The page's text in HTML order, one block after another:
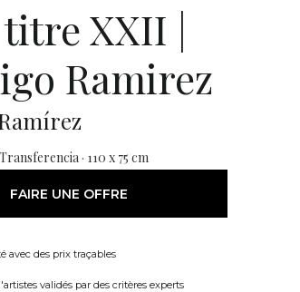
titre XXII |
Ramirez
· 110 x 75 cm
FAIRE UNE OFFRE
avec des prix traçables
validés par des critères experts